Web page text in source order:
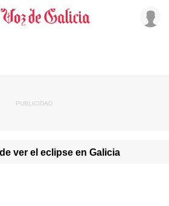
ver el eclipse en Galicia